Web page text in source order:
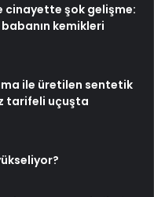
cinayette şok gelişme:
babanın kemikleri
ile üretilen sentetik
tarifeli uçuşta